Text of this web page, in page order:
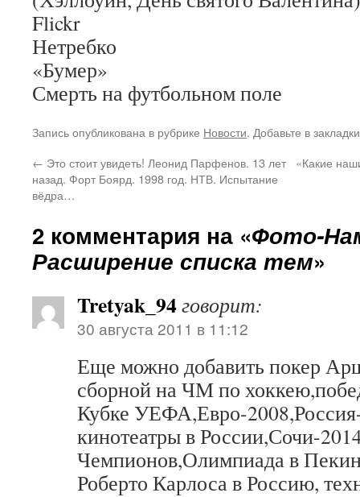
Flickr
Нетребко
«Бумер»
Смерть на футбольном поле
Запись опубликована в рубрике Новости. Добавьте в
← Это стоит увидеть! Леонид Парфенов. 13 лет
назад. Форт Боярд. 1998 год. НТВ. Испытание
вёдра…
«Какие
2 комментария на «Фото-
Расширение списка тем»
Tretyak_94говорит:
30 августа 2011 в 11:12
Еще можно добавить покер
сборной на ЧМ по
Кубке УЕФА,Евро-
кинотеатры в России,Сочи-
Чемпионов,Олимпиада в
Роберто Карлоса в Россию,